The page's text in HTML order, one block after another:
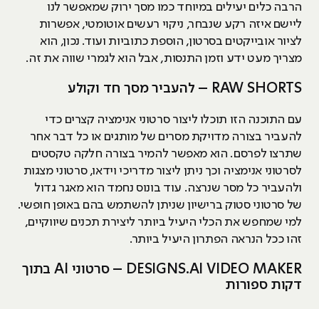
הרבה כלים יעילים במיוחד כמו מסך ירוק שמאפשר לנו
ליישם איזה רקע שנבחר, ניקוי רעשים אוטומטי, אפשרות
לציור אובייקטים בסרטון, הוספת כתוביות ועוד. נכון, הוא
מצריך מעט ידע וזמן התנסות, אבל הוא לגמרי שווה את זה.
RAW SHORTS – להעביר מסך חד וקולע
עם התוכנה הזו תוכלו ליצור סרטוני אנימציה קצרים כדי
להעביר בצורה מדויקת מסרים של מותגים או כל דבר אחר
שתרצו לפרסם. הוא מאפשר להמיר בצורה חלקה טקסטים
לסרטוני אנימציה וכך ניתן ליצור מדריכי וידאו, סרטוני מצגות
ולהעביר כל מסר שנרצה. עוד בונוס נחמד הוא מאגר גדול
של סרטוני סטוק ברישיון שניתן להשתמש בהם באופן חופשי.
למי שמחפש את הכלי היעיל ביותר ליצירת תכנים שיווקיים,
זהו ככל הנראה הפתרון היעיל ביותר.
DESIGNS.AI VIDEO MAKER – סרטוני AI בתוך
דקות ספורות